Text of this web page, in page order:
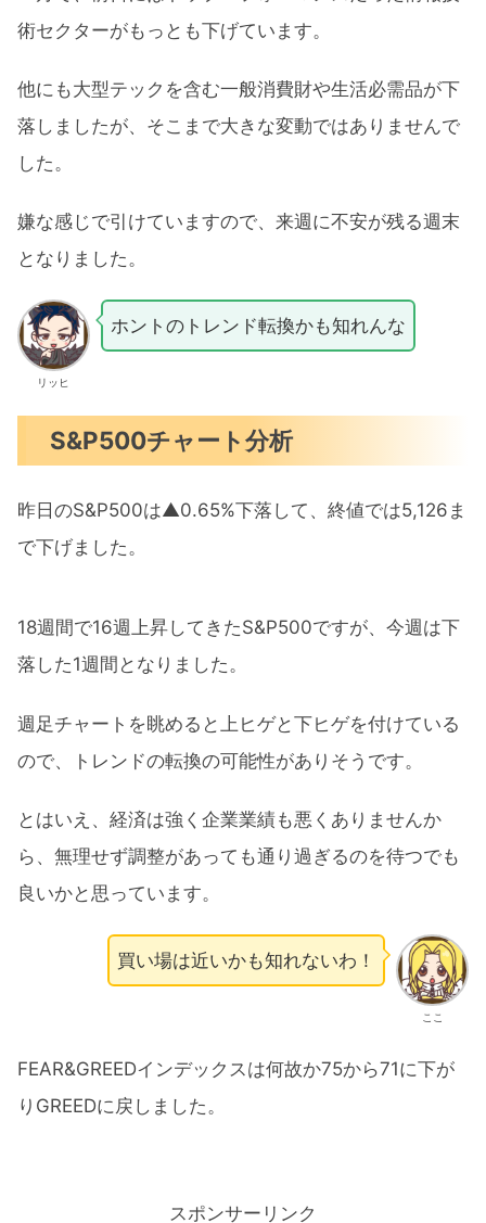
術セクターがもっとも下げています。
他にも大型テックを含む一般消費財や生活必需品が下
落しましたが、そこまで大きな変動ではありませんで
した。
嫌な感じで引けていますので、来週に不安が残る週末
となりました。
リッヒ
ホントのトレンド転換かも知れんな
S&P500チャート分析
昨日のS&P500は▲0.65%下落して、終値では5,126ま
で下げました。
18週間で16週上昇してきたS&P500ですが、今週は下
落した1週間となりました。
週足チャートを眺めると上ヒゲと下ヒゲを付けている
ので、トレンドの転換の可能性がありそうです。
とはいえ、経済は強く企業業績も悪くありませんか
ら、無理せず調整があっても通り過ぎるのを待つでも
良いかと思っています。
ここ
買い場は近いかも知れないわ！
FEAR&GREEDインデックスは何故か75から71に下が
りGREEDに戻しました。
スポンサーリンク